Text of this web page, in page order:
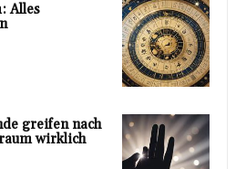
Alles
greifen nach
wirklich